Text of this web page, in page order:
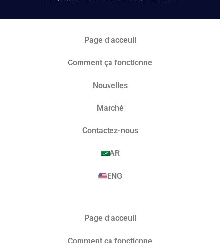
Page d’acceuil
Comment ça fonctionne
Nouvelles
Marché​
Contactez-nous
AR
ENG
Page d’acceuil
Comment ça fonctionne